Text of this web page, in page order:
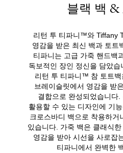
블랙 백 &
리턴 투 티파니™와 Tiffany
영감을 받은 최신 백과 토트
티파니는 고급 가죽 핸드백
독보적인 장인 정신을 담았
리턴 투 티파니™ 참 토트
브레이슬릿에서 영감을 받
결합으로 완성되었습니다
활용할 수 있는 디자인에 기
크로스바디 백으로 착용하거
있습니다. 가죽 백은 클래식
영감을 받아 시선을 사로잡
티파니에서 완벽한